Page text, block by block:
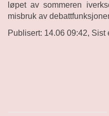
løpet av sommeren
misbruk av
Publisert: 14.06 09:42, Sist